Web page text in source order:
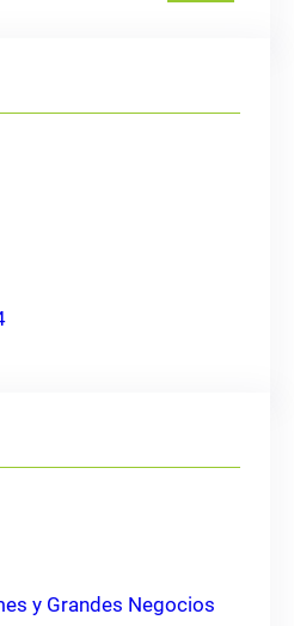
y Grandes Negocios